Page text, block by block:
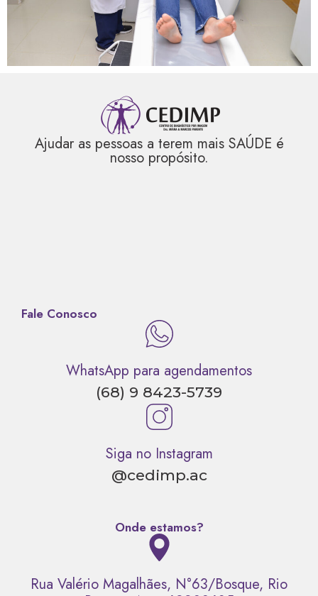
Ajudar as pessoas a terem mais SAÚDE é
nosso propósito.
Fale Conosco
WhatsApp para agendamentos
(68) 9 8423-5739
Siga no Instagram
@cedimp.ac
Onde estamos?
Rua Valério Magalhães, N°63/Bosque, Rio